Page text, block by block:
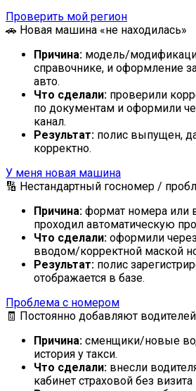
Проверить мой регион
🚗 Новая машина «не находилась»
Причина: модель/
справочнике, и оформление
авто.
Что сделали: проверили
по документам и оформили
канал.
Результат: полис выпущен,
корректно.
У меня новая машина
🔢 Нестандартный госномер /
Причина: формат номера или
проходил автоматическую
Что сделали: оформили
вводом/корректной маской
Результат: полис
отображается в базе.
Проблема с номером
🧾 Постоянно добавляют водителей
Причина: сменщики/новые
история у такси.
Что сделали: внесли
кабинет страховой без